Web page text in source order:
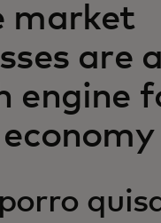
market
are a
engine